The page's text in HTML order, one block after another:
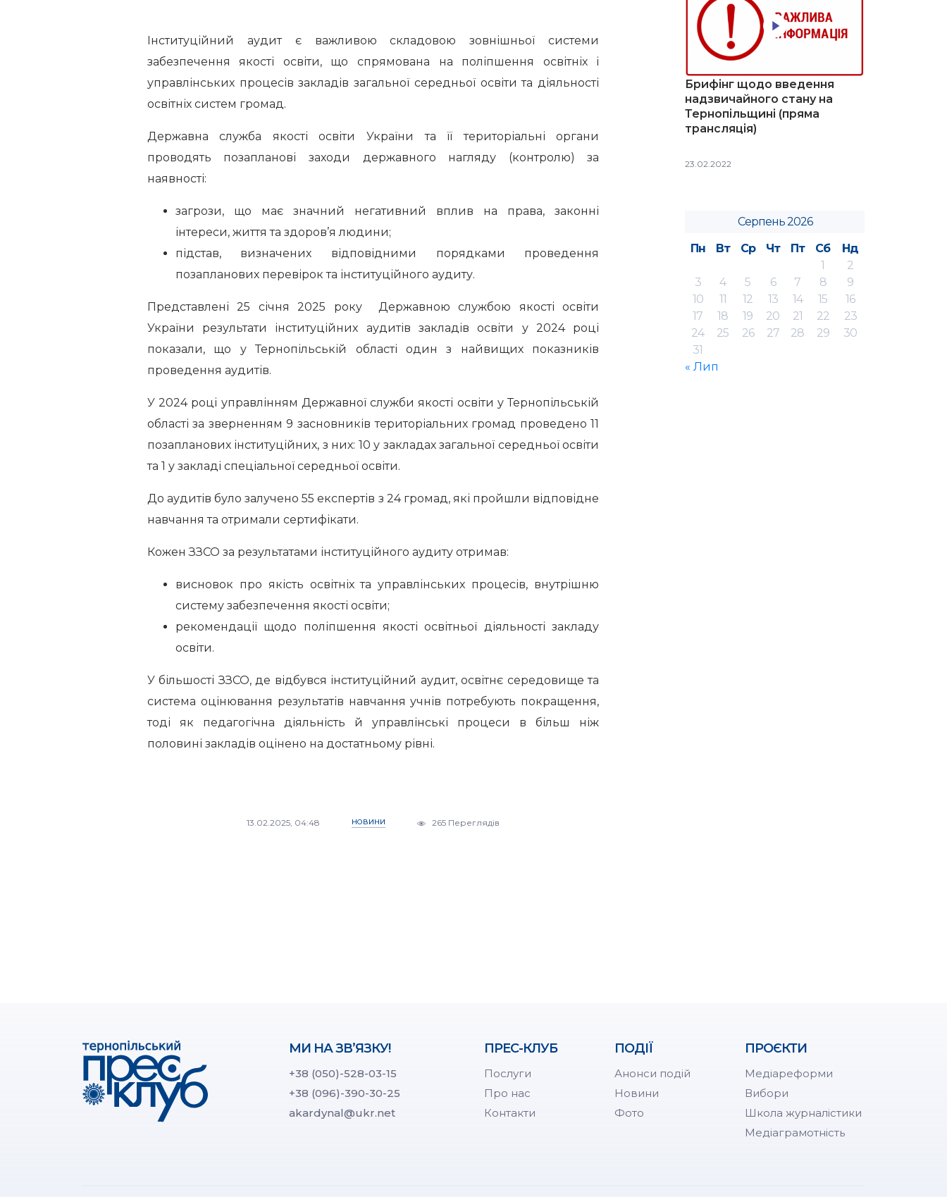
Інституційний аудит є важливою складовою зовнішньої системи
забезпечення якості освіти, що спрямована на поліпшення освітніх і
управлінських процесів закладів загальної середньої освіти та діяльності
освітніх систем громад.
Державна служба якості освіти України та її територіальні органи
проводять позапланові заходи державного нагляду (контролю) за
наявності:
загрози, що має значний негативний вплив на права, законні
інтереси, життя та здоров’я людини;
підстав, визначених відповідними порядками проведення
позапланових перевірок та інституційного аудиту.
Представлені 25 січня 2025 року Державною службою якості освіти
України результати інституційних аудитів закладів освіти у 2024 році
показали, що у Тернопільській області один з найвищих показників
проведення аудитів.
У 2024 році управлінням Державної служби якості освіти у Тернопільській
області за зверненням 9 засновників територіальних громад проведено 11
позапланових інституційних, з них: 10 у закладах загальної середньої освіти
та 1 у закладі спеціальної середньої освіти.
До аудитів було залучено 55 експертів з 24 громад, які пройшли відповідне
навчання та отримали сертифікати.
Кожен ЗЗСО за результатами інституційного аудиту отримав:
висновок про якість освітніх та управлінських процесів, внутрішню
систему забезпечення якості освіти;
рекомендації щодо поліпшення якості освітньої діяльності закладу
освіти.
У більшості ЗЗСО, де відбувся інституційний аудит, освітнє середовище та
система оцінювання результатів навчання учнів потребують покращення,
тоді як педагогічна діяльність й управлінські процеси в більш ніж
половині закладів оцінено на достатньому рівні.
13.02.2025, 04:48 НОВИНИ 265 Переглядів
Брифінг щодо введення
надзвичайного стану на
Тернопільщині (пряма
трансляція)
23.02.2022
Серпень 2026
Пн
Вт Ср Чт Пт Сб
Нд
1
2
3
4 5 6 7 8
9
10
11 12 13 14 15
16
17
18 19 20 21 22
23
24
25 26 27 28 29
30
31
« Лип
МИ НА ЗВ’ЯЗКУ!
+38 (050)-528-03-15
+38 (096)-390-30-25
akardynal@ukr.net
ПРЕС-КЛУБ
Послуги
Про нас
Контакти
ПОДІЇ
Анонси подій
Новини
Фото
ПРОЄКТИ
Медіареформи
Вибори
Школа журналістики
Медіаграмотність